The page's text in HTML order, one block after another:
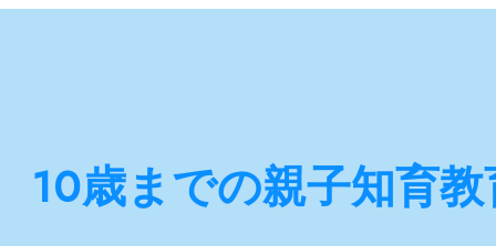
10歳までの親子知育